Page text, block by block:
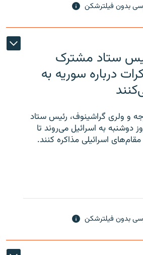
بدون فیلترشکن
ستاد مشترک
درباره سوریه به
و ولری گراشینوف، رئیس ستاد
دوشنبه به اسرائیل می‌روند تا
اسرائیلی مذاکره کنند.
بدون فیلترشکن